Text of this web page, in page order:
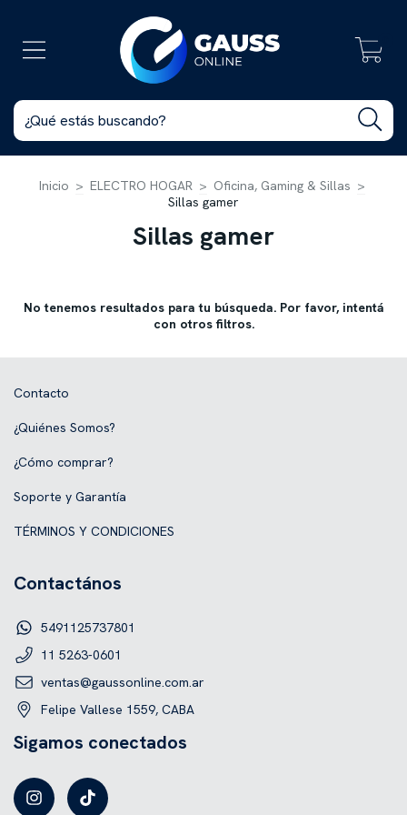
Inicio > ELECTRO HOGAR > Oficina, Gaming & Sillas >
Sillas gamer
Sillas gamer
No tenemos resultados para tu búsqueda. Por favor, intentá
con otros filtros.
Contacto
¿Quiénes Somos?
¿Cómo comprar?
Soporte y Garantía
TÉRMINOS Y CONDICIONES
Contactános
5491125737801
11 5263-0601
ventas@gaussonline.com.ar
Felipe Vallese 1559, CABA
Sigamos conectados